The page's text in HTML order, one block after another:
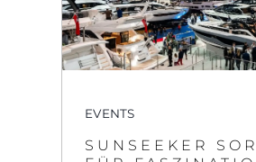
EVENTS
SUNSEEKER